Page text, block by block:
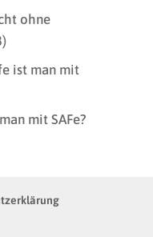
ohne
ist man mit
mit SAFe?